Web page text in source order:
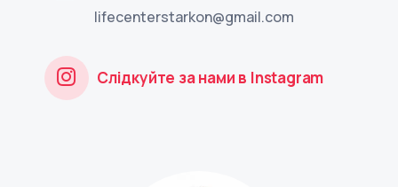
lifecenterstarkon@gmail.com
Слідкуйте за нами в Instagram